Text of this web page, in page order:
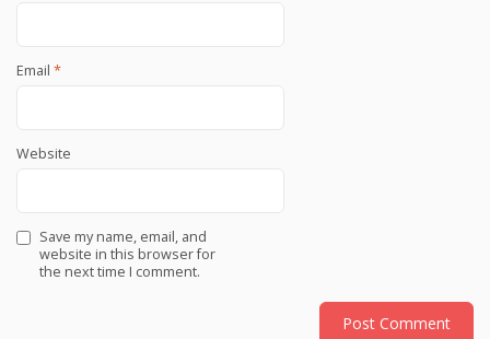
Email *
Website
Save my name, email, and
website in this browser for
the next time I comment.